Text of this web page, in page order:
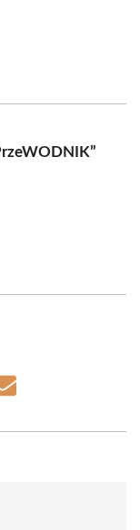
Share